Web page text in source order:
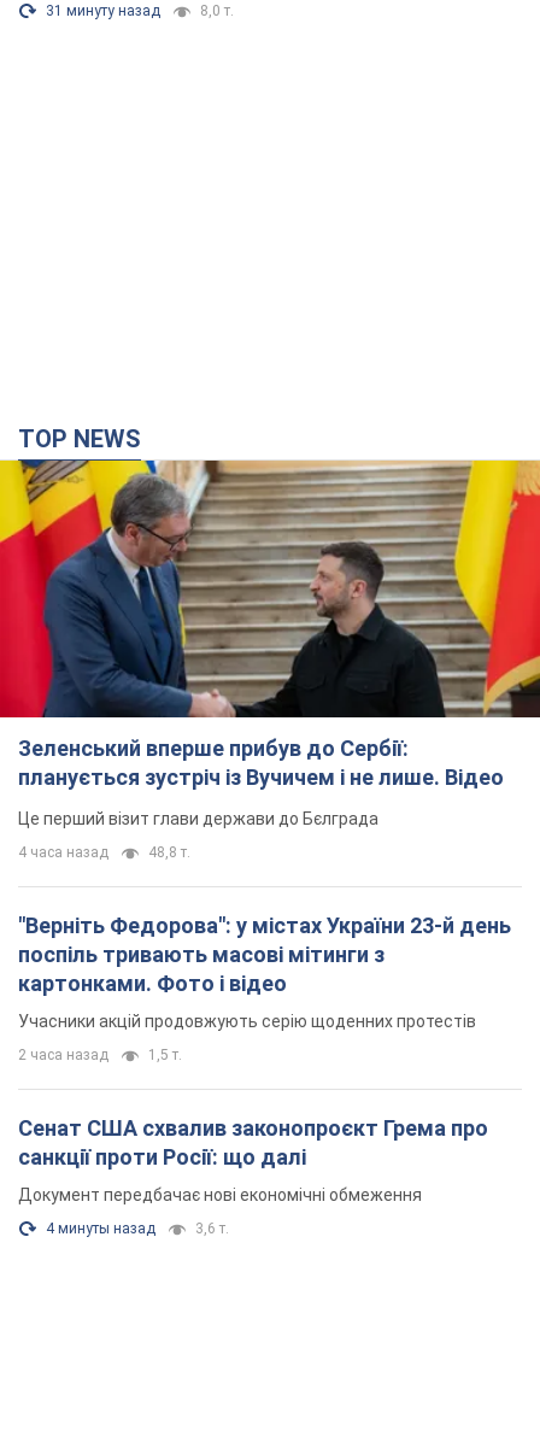
31 минуту назад 8,0 т.
TOP NEWS
Зеленський вперше прибув до Сербії:
планується зустріч із Вучичем і не лише. Відео
Це перший візит глави держави до Бєлграда
4 часа назад 48,8 т.
"Верніть Федорова": у містах України 23-й день
поспіль тривають масові мітинги з
картонками. Фото і відео
Учасники акцій продовжують серію щоденних протестів
2 часа назад 1,5 т.
Сенат США схвалив законопроєкт Грема про
санкції проти Росії: що далі
Документ передбачає нові економічні обмеження
4 минуты назад 3,6 т.